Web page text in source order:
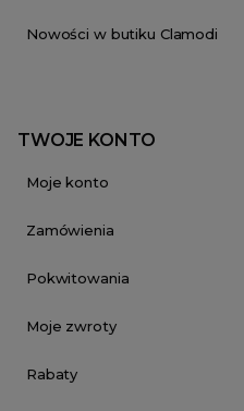
Nowości w butiku Clamodi
TWOJE KONTO
Moje konto
Zamówienia
Pokwitowania
Moje zwroty
Rabaty